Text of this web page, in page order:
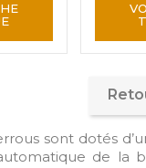
sont dotés
de la